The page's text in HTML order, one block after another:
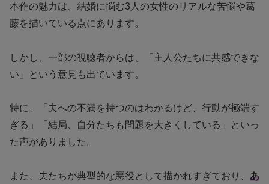
本作の魅力は、結婚に悩む3人の女性のリアルな苦悩や葛
藤を描いている点にあります。
しかし、一部の視聴者からは、「主人公たちに共感できな
い」という意見も出ています。
特に、「夫への不満を持つのはわかるけど、行動が極端す
ぎる」「結局、自分たちも問題を大きくしている」といっ
た声がありました。
また、夫たちが典型的な悪役として描かれすぎており、 あ